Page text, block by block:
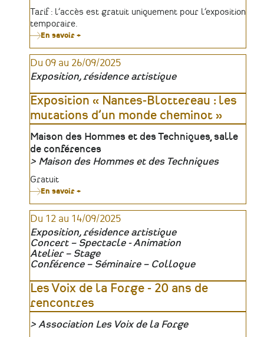
au
travers
des
églises
paroissiales
(1848-
Organisateur
Tarifs
Tarif : l’accès est gratuit uniquement pour l’exposition
temporaire.
En savoir +
:
Les
racines
de
Du 09 au 26/09/2025
Exposition, résidence artistique
Exposition « Nantes-Blottereau : les
mutations d’un monde cheminot »
Lieu
Maison des Hommes et des Techniques, salle
de conférences
Organisateur
Maison des Hommes et des Techniques
Tarifs
Gratuit
En savoir +
«
Nantes-
Blottereau
:
les
mutations
d’un
cheminot
»
Du 12 au 14/09/2025
Exposition, résidence artistique
Concert – Spectacle - Animation
Atelier – Stage
Conférence – Séminaire – Colloque
Les Voix de la Forge - 20 ans de
rencontres
Association Les Voix de la Forge